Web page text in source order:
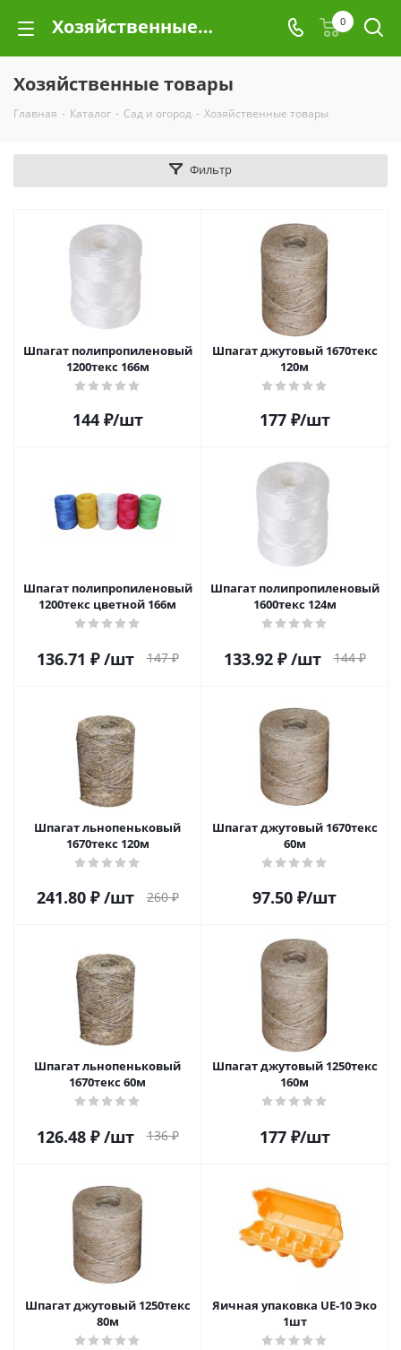
Хозяйственные товары 0
Хозяйственные товары
Главная - Каталог - Сад и огород - Хозяйственные товары
Фильтр
Шпагат полипропиленовый
1200текс 166м
144₽/шт
Шпагат джутовый 1670текс
120м
177₽/шт
Шпагат полипропиленовый
1200текс цветной 166м
136.71 ₽ /шт 147₽
Шпагат полипропиленовый
1600текс 124м
133.92₽ /шт 144₽
Шпагат льнопеньковый
1670текс 120м
241.80₽ /шт 260₽
Шпагат джутовый 1670текс
60м
97.50 ₽/шт
Шпагат льнопеньковый
1670текс 60м
126.48₽ /шт 136₽
Шпагат джутовый 1250текс
160м
177₽/шт
Шпагат джутовый 1250текс
80м
Яичная упаковка UE-10 Эко
1шт